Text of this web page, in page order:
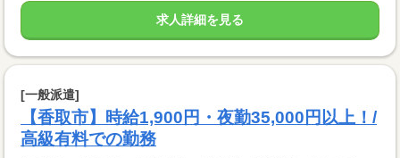
求人詳細を見る
[一般派遣]
【香取市】時給1,900円・夜勤35,000円以上！/
高級有料での勤務